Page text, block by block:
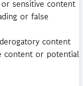
sensitive content
or false
content
content or potential